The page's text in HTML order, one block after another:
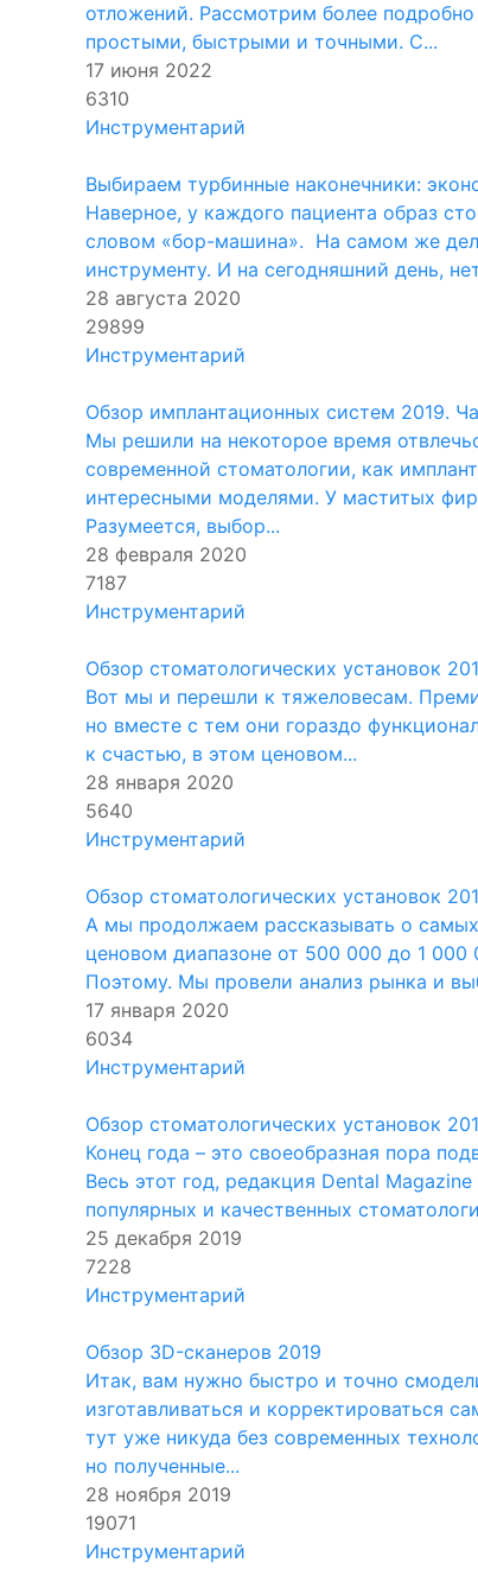
отложений. Рассмотрим более
простыми, быстрыми и точными. С...
17 июня 2022
6310
Инструментарий
Выбираем турбинные наконечники:
Наверное, у каждого пациента образ
словом «бор-машина». На самом же
инструменту. И на сегодняшний день,
28 августа 2020
29899
Инструментарий
Обзор имплантационных систем 2019.
Мы решили на некоторое время
современной стоматологии, как
интересными моделями. У маститых
Разумеется, выбор...
28 февраля 2020
7187
Инструментарий
Обзор стоматологических установок
Вот мы и перешли к тяжеловесам.
но вместе с тем они гораздо
к счастью, в этом ценовом...
28 января 2020
5640
Инструментарий
Обзор стоматологических установок
А мы продолжаем рассказывать о
ценовом диапазоне от 500 000 до 1 000
Поэтому. Мы провели анализ рынка и
17 января 2020
6034
Инструментарий
Обзор стоматологических установок
Конец года – это своеобразная пора
Весь этот год, редакция Dental
популярных и качественных
25 декабря 2019
7228
Инструментарий
Обзор 3D-сканеров 2019
Итак, вам нужно быстро и точно
изготавливаться и корректироваться
тут уже никуда без современных
но полученные...
28 ноября 2019
19071
Инструментарий